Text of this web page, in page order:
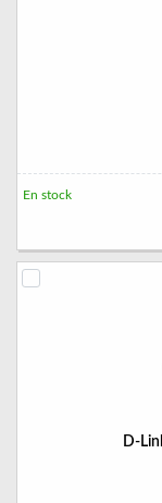
En stock
D-